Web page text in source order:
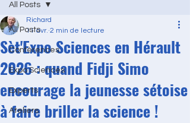
All Posts
Conférences
Expo Sciences
Experts
Ateliers
All Posts
Sèt'Expo Sciences en Hérault
2026 : quand Fidji Simo
encourage la jeunesse sétoise
à faire briller la science !
Richard
11 avr. 2 min de lecture